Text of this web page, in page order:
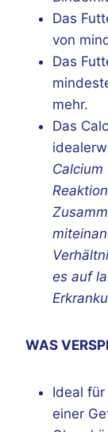
Das
von
Das
mehr.
Das
es auf
WAS
Ideal
einer